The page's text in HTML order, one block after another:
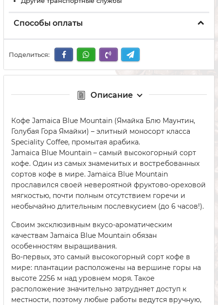
Способы оплаты
Поделиться:
Описание
Кофе Jamaica Blue Mountain (Ямайка Блю Маунтин,
Голубая Гора Ямайки) – элитный моносорт класса
Speciality Coffee, промытая арабика.
Jamaica Blue Mountain – самый высокогорный сорт
кофе. Один из самых знаменитых и востребованных
сортов кофе в мире. Jamaica Blue Mountain
прославился своей невероятной фруктово-ореховой
мягкостью, почти полным отсутствием горечи и
необычайно длительным послевкусием (до 6 часов!).
Своим эксклюзивным вкусо-ароматическим
качествам Jamaica Blue Mountain обязан
особенностям выращивания.
Во-первых, это самый высокогорный сорт кофе в
мире: плантации расположены на вершине горы на
высоте 2256 м над уровнем моря. Такое
расположение значительно затрудняет доступ к
местности, поэтому любые работы ведутся вручную,